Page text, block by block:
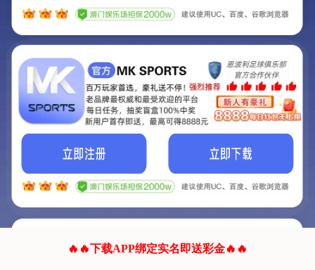
它将是非常棒的网站.
联系我们!